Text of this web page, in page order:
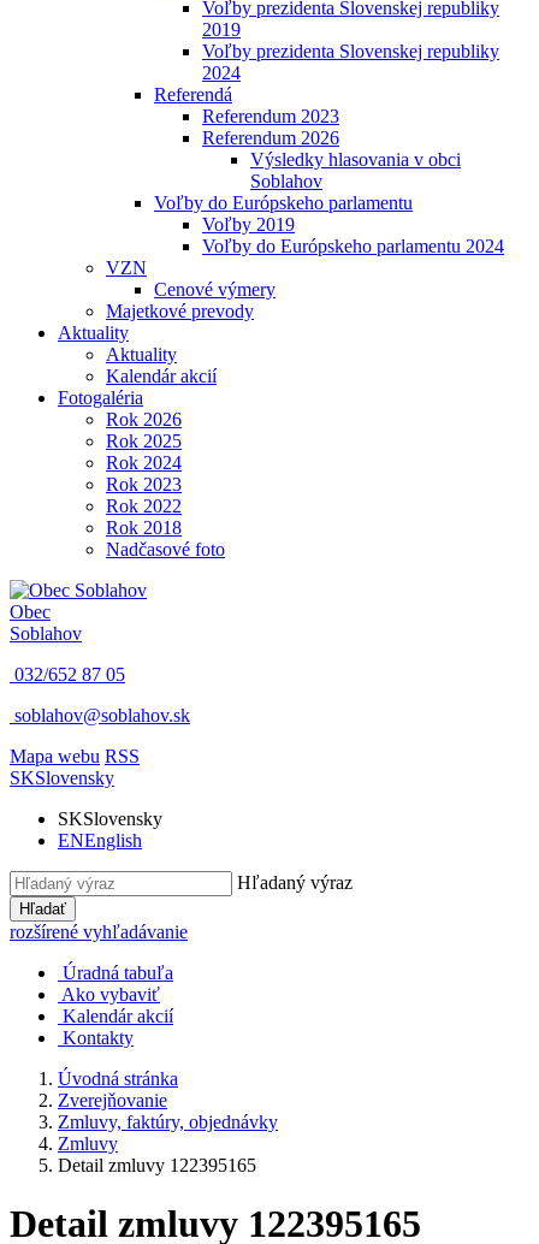
Voľby prezidenta Slovenskej republiky
2019
Voľby prezidenta Slovenskej republiky
2024
Referendá
Referendum 2023
Referendum 2026
Výsledky hlasovania v obci
Soblahov
Voľby do Európskeho parlamentu
Voľby 2019
Voľby do Európskeho parlamentu 2024
VZN
Cenové výmery
Majetkové prevody
Aktuality
Aktuality
Kalendár akcií
Fotogaléria
Rok 2026
Rok 2025
Rok 2024
Rok 2023
Rok 2022
Rok 2018
Nadčasové foto
Obec
Soblahov
032/652 87 05
soblahov@soblahov.sk
Mapa webu RSS
SKSlovensky
SKSlovensky
ENEnglish
Hľadaný výraz
Hľadať
rozšírené vyhľadávanie
Úradná tabuľa
Ako vybaviť
Kalendár akcií
Kontakty
Úvodná stránka
Zverejňovanie
Zmluvy, faktúry, objednávky
Zmluvy
Detail zmluvy 122395165
Detail zmluvy 122395165